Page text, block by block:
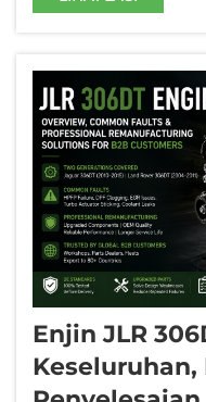
2008 1.8T dan
kegagalan yang
berimpak
Enjin JLR
Keseluruhan,